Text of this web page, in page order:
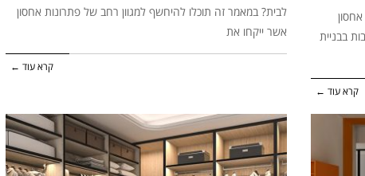
בבניית
קרא עוד ←
לבית? במאמר זה תוכלו להיחשף למגוון רחב של פתרונות אחסון
אשר ייקחו את
קרא עוד ←